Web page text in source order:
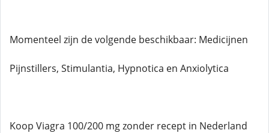
Momenteel zijn de volgende beschikbaar: Medicijnen
Pijnstillers, Stimulantia, Hypnotica en Anxiolytica
Koop Viagra 100/200 mg zonder recept in Nederland